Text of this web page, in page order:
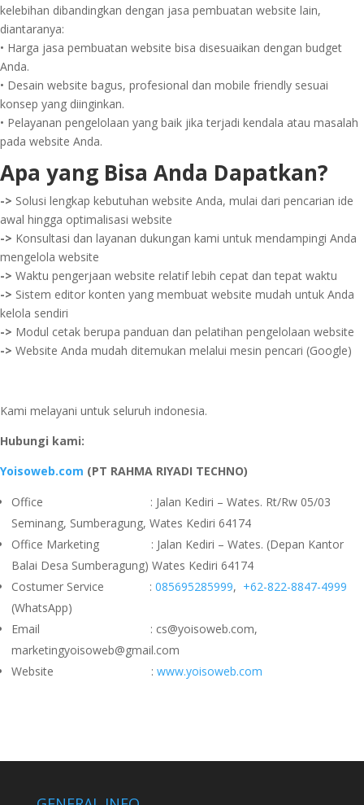
kelebihan dibandingkan dengan jasa pembuatan website lain,
diantaranya:
• Harga jasa pembuatan website bisa disesuaikan dengan budget
Anda.
• Desain website bagus, profesional dan mobile friendly sesuai
konsep yang diinginkan.
• Pelayanan pengelolaan yang baik jika terjadi kendala atau masalah
pada website Anda.
Apa yang Bisa Anda Dapatkan?
-> Solusi lengkap kebutuhan website Anda, mulai dari pencarian ide
awal hingga optimalisasi website
-> Konsultasi dan layanan dukungan kami untuk mendampingi Anda
mengelola website
-> Waktu pengerjaan website relatif lebih cepat dan tepat waktu
-> Sistem editor konten yang membuat website mudah untuk Anda
kelola sendiri
-> Modul cetak berupa panduan dan pelatihan pengelolaan website
-> Website Anda mudah ditemukan melalui mesin pencari (Google)
Kami melayani untuk seluruh indonesia.
Hubungi kami:
Yoisoweb.com (PT RAHMA RIYADI TECHNO)
Office : Jalan Kediri – Wates. Rt/Rw 05/03
Seminang, Sumberagung, Wates Kediri 64174
Office Marketing : Jalan Kediri – Wates. (Depan Kantor
Balai Desa Sumberagung) Wates Kediri 64174
Costumer Service : 085695285999, +62-822-8847-4999
(WhatsApp)
Email : cs@yoisoweb.com,
marketingyoisoweb@gmail.com
Website : www.yoisoweb.com